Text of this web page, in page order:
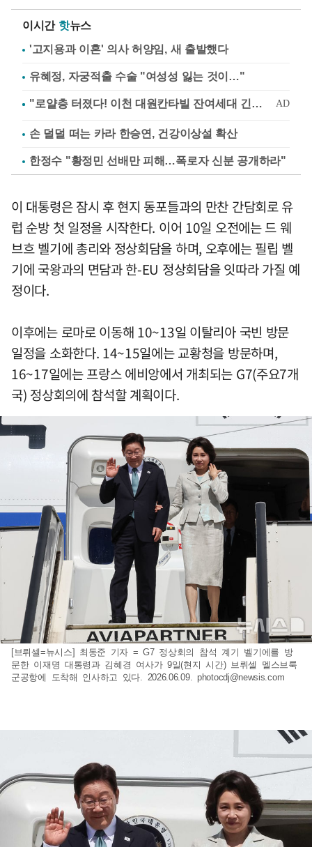
이시간 핫뉴스
'고지용과 이혼' 의사 허양임, 새 출발했다
유혜정, 자궁적출 수술 "여성성 잃는 것이…"
손 덜덜 떠는 카라 한승연, 건강이상설 확산
한정수 "황정민 선배만 피해…폭로자 신분 공개하라"
이 대통령은 잠시 후 현지 동포들과의 만찬 간담회로 유
럽 순방 첫 일정을 시작한다. 이어 10일 오전에는 드 웨
브흐 벨기에 총리와 정상회담을 하며, 오후에는 필립 벨
기에 국왕과의 면담과 한-EU 정상회담을 잇따라 가질 예
정이다.
이후에는 로마로 이동해 10~13일 이탈리아 국빈 방문
일정을 소화한다. 14~15일에는 교황청을 방문하며,
16~17일에는 프랑스 에비앙에서 개최되는 G7(주요7개
국) 정상회의에 참석할 계획이다.
[브뤼셀=뉴시스] 최동준 기자 = G7 정상회의 참석 계기 벨기에를 방
문한 이재명 대통령과 김혜경 여사가 9일(현지 시간) 브뤼셀 멜스브룩
군공항에 도착해 인사하고 있다. 2026.06.09. photocdj@newsis.com